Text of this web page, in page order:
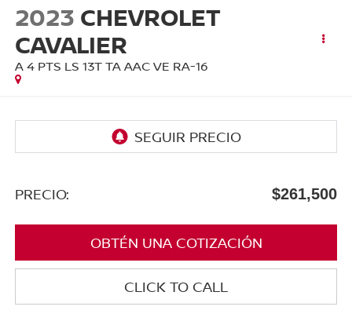
2023 CHEVROLET
CAVALIER
A 4 PTS LS 13T TA AAC VE RA-16
PRECIO: $261,500
OBTÉN UNA COTIZACIÓN
CLICK TO CALL